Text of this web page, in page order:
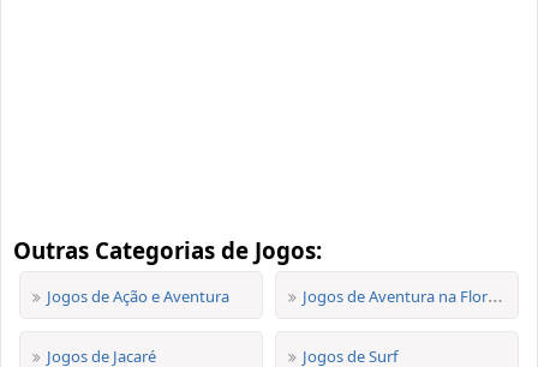
Outras Categorias de Jogos:
Jogos de Ação e Aventura Jogos de Aventura na Floresta
Jogos de Jacaré Jogos de Surf